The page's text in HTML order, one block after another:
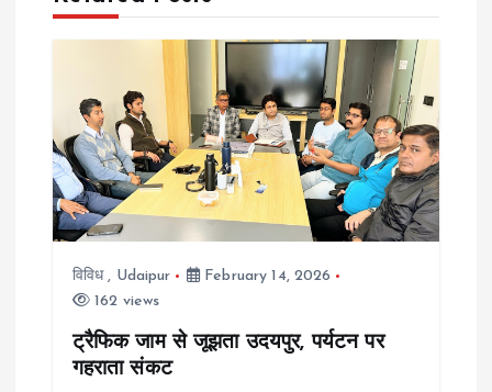
a
t
विविध, Udaipur
February 14, 2026
162 views
ट्रैफिक जाम से जूझता उदयपुर, पर्यटन पर
गहराता संकट